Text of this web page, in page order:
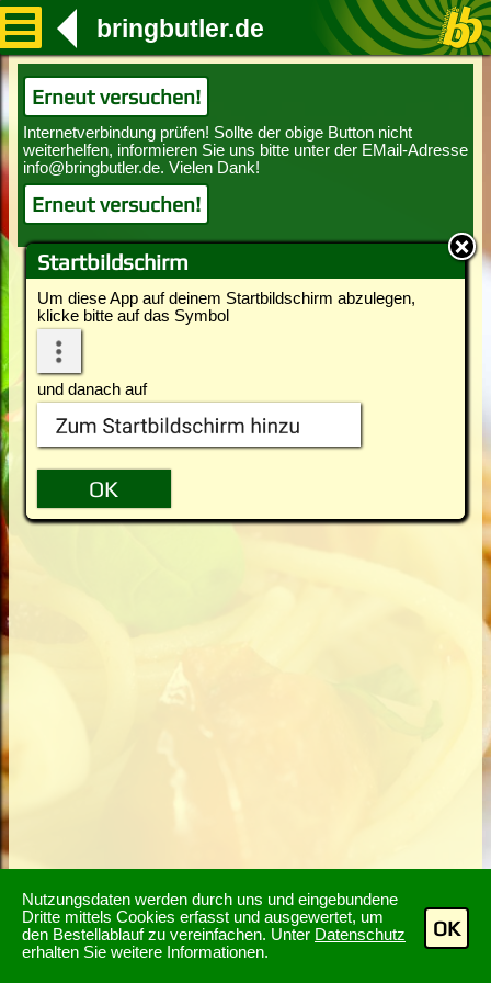
Nutzungsdaten werden durch uns und eingebundene
Dritte mittels Cookies erfasst und ausgewertet, um
den Bestellablauf zu vereinfachen. Unter Datenschutz
erhalten Sie weitere Informationen.
OK
Startbildschirm
Um diese App auf deinem Startbildschirm abzulegen,
klicke bitte auf das Symbol
und danach auf
bringbutler.de
Erneut versuchen!
Erneut versuchen!